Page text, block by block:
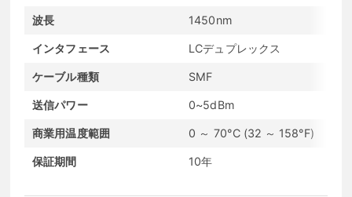
波長 1450nm
インタフェース LCデュプレックス
ケーブル種類 SMF
送信パワー 0~5dBm
商業用温度範囲 0 ～ 70°C (32 ～ 158°F)
保証期間 10年